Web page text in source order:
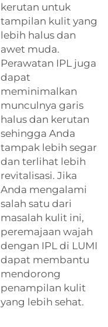
kerutan untuk
tampilan kulit yang
lebih halus dan
awet muda.
Perawatan IPL juga
dapat
meminimalkan
munculnya garis
halus dan kerutan
sehingga Anda
tampak lebih segar
dan terlihat lebih
revitalisasi. Jika
Anda mengalami
salah satu dari
masalah kulit ini,
peremajaan wajah
dengan IPL di LUMI
dapat membantu
mendorong
penampilan kulit
yang lebih sehat.